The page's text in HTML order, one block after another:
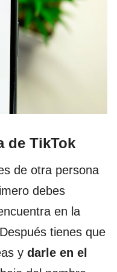
de TikTok
de otra persona
debes
en la
tienes que
y darle en el